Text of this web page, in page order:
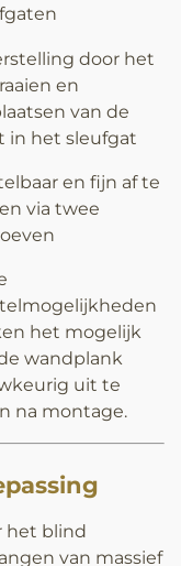
door het
en
van de
in het sleufgat
en fijn af te
via twee
het mogelijk
wandplank
uit te
na montage.
het blind
van massief